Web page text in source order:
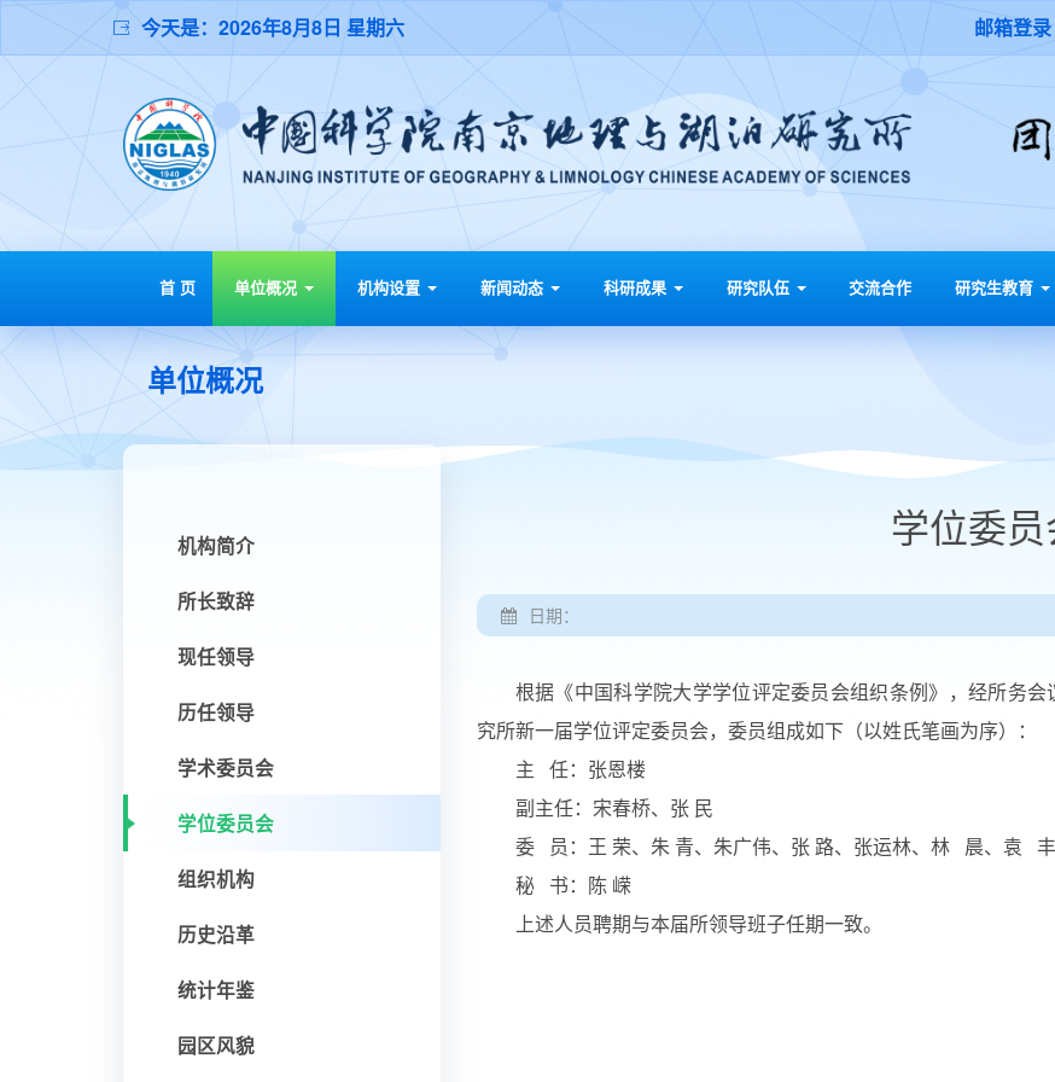
今天是： 2026年8月8日 星期六 邮箱登录
首 页 单位概况 机构设置 新闻动态 科研成果 研究队伍 交流合作 研究生教育
单位概况
机构简介
所长致辞
现任领导
历任领导
学术委员会
学位委员会
组织机构
历史沿革
统计年鉴
园区风貌
学位委
日期：
根据《中国科学院大学学位评定委员会组织条例》，经所务会
究所新一届学位评定委员会，委员组成如下（以姓氏笔画为序）：
主 任：张恩楼
副主任：宋春桥、张 民
委 员：王 荣、朱 青、朱广伟、张 路、张运林、林 晨、袁 丰
秘 书：陈 嵘
上述人员聘期与本届所领导班子任期一致。